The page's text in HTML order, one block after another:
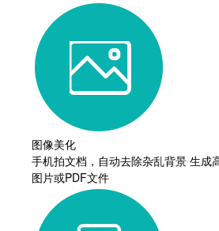
图像美化
手机拍文档，自动去除杂乱背景 生成
图片或PDF文件